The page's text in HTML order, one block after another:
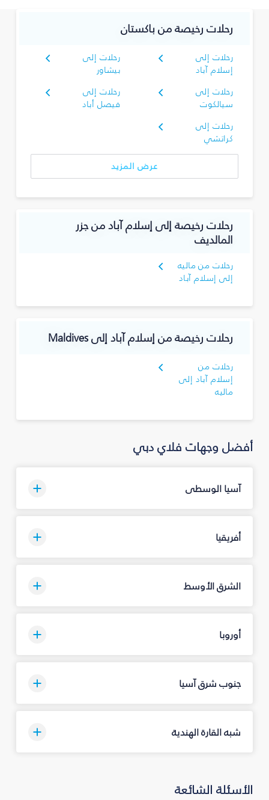
رحلات رخيصة من باكستان
رحلات إلى
إسلام آباد
رحلات إلى
بيشاور
رحلات إلى
سيالكوت
رحلات إلى
فيصل أباد
رحلات إلى
كراتشي
عرض المزيد
رحلات رخيصة إلى إسلام آباد من جزر
المالديف
رحلات من ماليه
إلى إسلام آباد
رحلات رخيصة من إسلام آباد إلى Maldives
رحلات من
إسلام آباد إلى
ماليه
أفضل وجهات فلاي دبي
آسيا الوسطى
أفريقيا
الشرق الأوسط
أوروبا
جنوب شرق آسيا
شبه القارة الهندية
الأسئلة الشائعة